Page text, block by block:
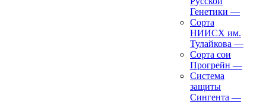
Генетики —
Сорта
НИИСХ им.
Тулайкова —
Сорта сои
Прогрейн —
Система
защиты
Сингента —